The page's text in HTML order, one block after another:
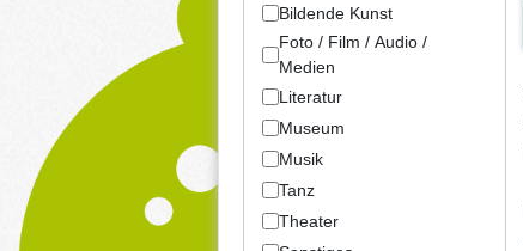
Bildende Kunst
Foto / Film / Audio /
Medien
Literatur
Museum
Musik
Tanz
Theater